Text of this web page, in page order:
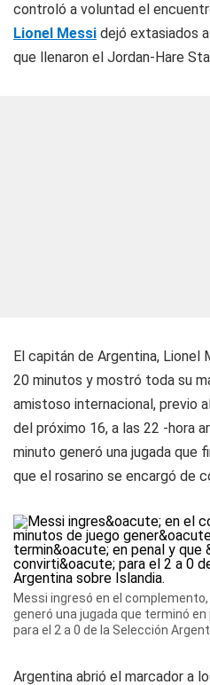
controló a voluntad el
Lionel Messi dejó extasiados
que llenaron el Jordan-Hare
El capitán de Argentina, Lionel
20 minutos y mostró toda su
amistoso internacional, previo
del próximo 16, a las 22 -hora
minuto generó una jugada que
que el rosarino se encargó de
Messi ingresó en el
generó una jugada que terminó
para el 2 a 0 de la Selección
Argentina abrió el marcador a